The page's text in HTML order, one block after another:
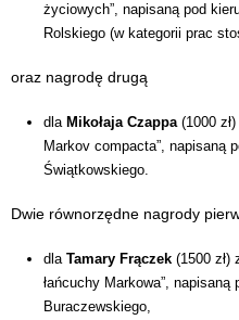
życiowych”, napisaną pod
Rolskiego (w kategorii prac
oraz nagrodę drugą
dla Mikołaja Czappa (1000
Markov compacta”, napisaną
Świątkowskiego.
Dwie równorzędne nagrody
dla Tamary Frączek (1500 zł)
łańcuchy Markowa”,
Buraczewskiego,